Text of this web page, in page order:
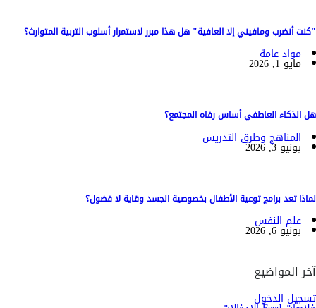
"كنت أنضرب ومافيني إلا العافية" هل هذا مبرر لاستمرار أسلوب التربية المتوارث؟
مواد عامة
مايو 1, 2026
هل الذكاء العاطفي أساس رفاه المجتمع؟
المناهج وطرق التدريس
يونيو 3, 2026
لماذا تعد برامج توعية الأطفال بخصوصية الجسد وقاية لا فضول؟
علم النفس
يونيو 6, 2026
آخر المواضيع
تسجيل الدخول